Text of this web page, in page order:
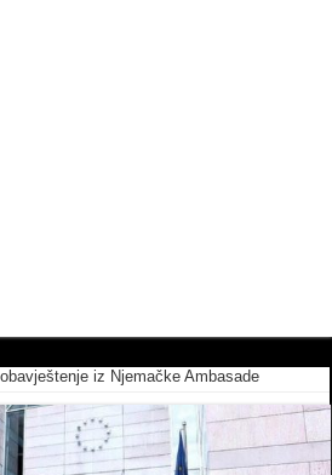
iz Njemačke Ambasade